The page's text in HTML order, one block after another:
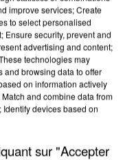
improve services; Create
to select personalised
Ensure security, prevent and
advertising and content;
technologies may
and browsing data to offer
on information actively
and combine data from
devices based on
sur "Accepter